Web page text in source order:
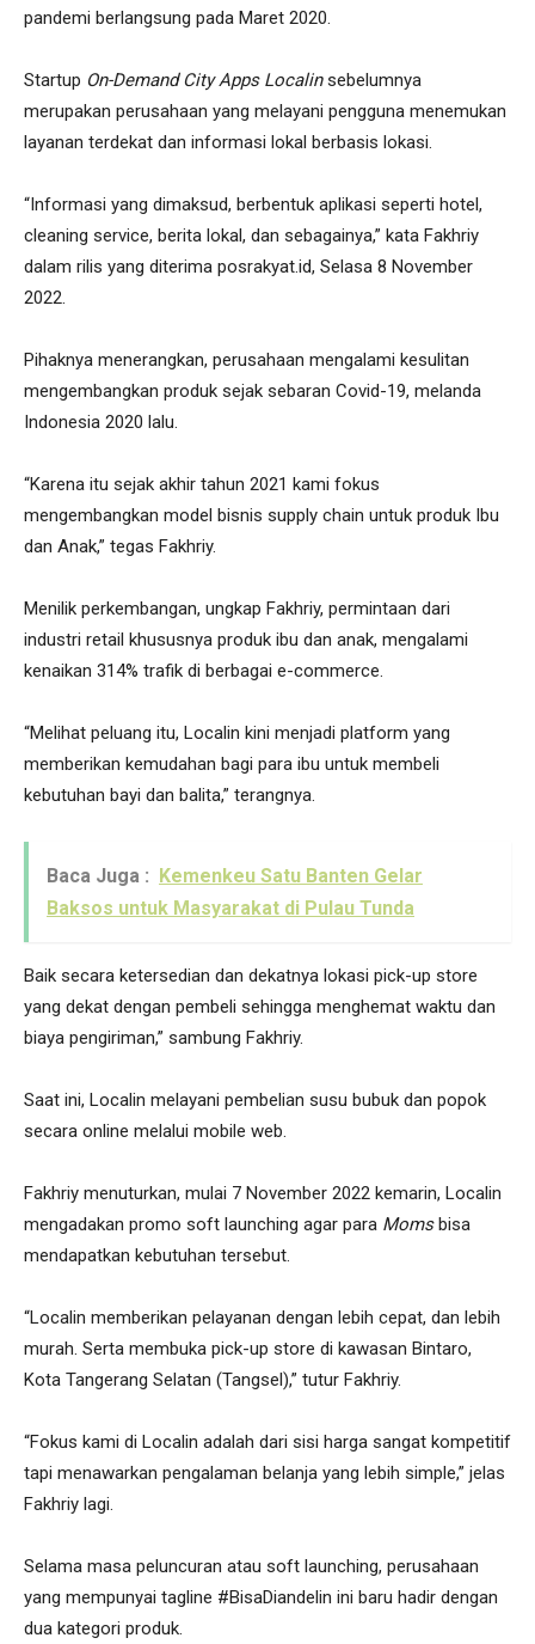
pandemi berlangsung pada Maret 2020.
Startup On-Demand City Apps Localinsebelumnya
merupakan perusahaan yang melayani pengguna menemukan
layanan terdekat dan informasi lokal berbasis lokasi.
“Informasi yang dimaksud, berbentuk aplikasi seperti hotel,
cleaning service, berita lokal, dan sebagainya,” kata Fakhriy
dalam rilis yang diterima posrakyat.id, Selasa 8 November
2022.
Pihaknya menerangkan, perusahaan mengalami kesulitan
mengembangkan produk sejak sebaran Covid-19, melanda
Indonesia 2020 lalu.
“Karena itu sejak akhir tahun 2021 kami fokus
mengembangkan model bisnis supply chain untuk produk Ibu
dan Anak,” tegas Fakhriy.
Menilik perkembangan, ungkap Fakhriy, permintaan dari
industri retail khususnya produk ibu dan anak, mengalami
kenaikan 314% trafik di berbagai e-commerce.
“Melihat peluang itu, Localin kini menjadi platform yang
memberikan kemudahan bagi para ibu untuk membeli
kebutuhan bayi dan balita,” terangnya.
Baca Juga :
Kemenkeu Satu Banten Gelar
Baksos untuk Masyarakat di Pulau Tunda
Baik secara ketersedian dan dekatnya lokasi pick-up store
yang dekat dengan pembeli sehingga menghemat waktu dan
biaya pengiriman,” sambung Fakhriy.
Saat ini, Localin melayani pembelian susu bubuk dan popok
secara online melalui mobile web.
Fakhriy menuturkan, mulai 7 November 2022 kemarin, Localin
mengadakan promo soft launching agar para Momsbisa
mendapatkan kebutuhan tersebut.
“Localin memberikan pelayanan dengan lebih cepat, dan lebih
murah. Serta membuka pick-up store di kawasan Bintaro,
Kota Tangerang Selatan (Tangsel),” tutur Fakhriy.
“Fokus kami di Localin adalah dari sisi harga sangat kompetitif
tapi menawarkan pengalaman belanja yang lebih simple,” jelas
Fakhriy lagi.
Selama masa peluncuran atau soft launching, perusahaan
yang mempunyai tagline #BisaDiandelin ini baru hadir dengan
dua kategori produk.